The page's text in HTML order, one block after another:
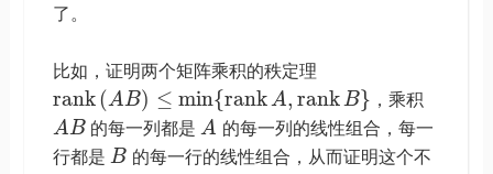
了。
比如，证明两个矩阵乘积的秩定理
rank(A B) ≤ min{rank A, rank B} ，乘积
A B 的每一列都是 A 的每一列的线性组合，每一
行都是 B 的每一行的线性组合，从而证明这个不